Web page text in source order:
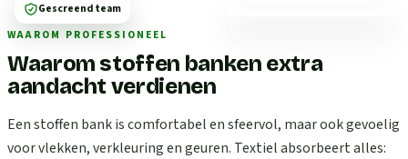
WAAROM PROFESSIONEEL
Waarom stoffen banken extra
aandacht verdienen
Een stoffen bank is comfortabel en sfeervol, maar ook gevoelig
voor vlekken, verkleuring en geuren. Textiel absorbeert alles:
Gescreend team